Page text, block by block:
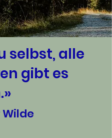
selbst, alle
gibt es